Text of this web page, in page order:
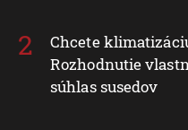
Chcete
Rozhodnutie
súhlas susedov